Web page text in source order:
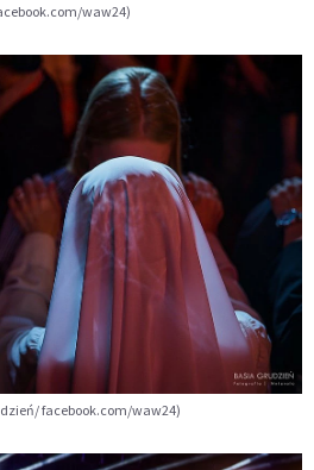
waw24)
facebook.com/waw24)